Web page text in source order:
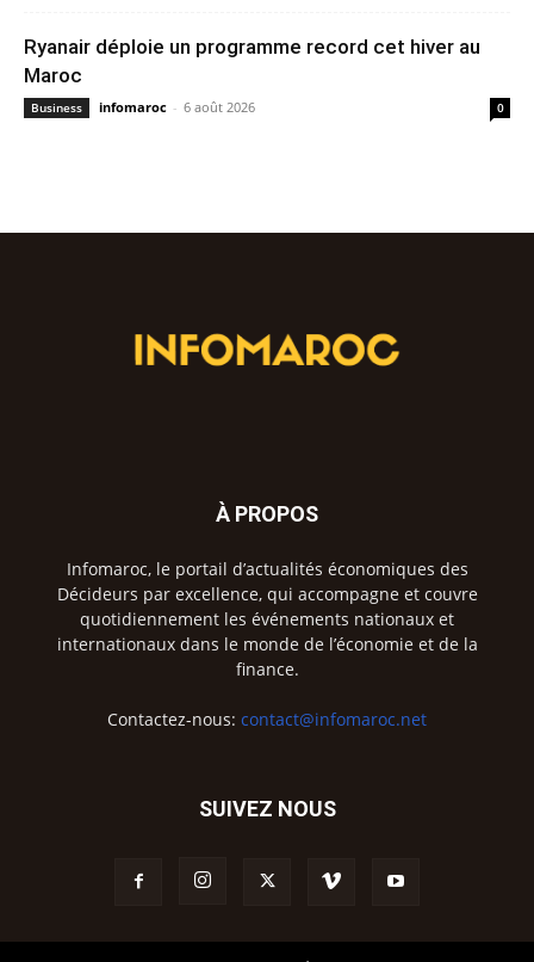
Ryanair déploie un programme record cet hiver au
Maroc
Business infomaroc - 6 août 2026 0
À PROPOS
Infomaroc, le portail d’actualités économiques des
Décideurs par excellence, qui accompagne et couvre
quotidiennement les événements nationaux et
internationaux dans le monde de l’économie et de la
finance.
Contactez-nous: contact@infomaroc.net
SUIVEZ NOUS